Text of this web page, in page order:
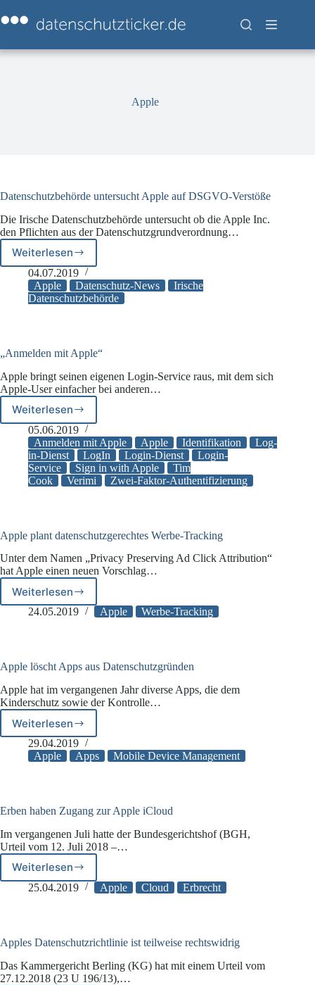
Inhalt
springen
Apple
Datenschutzbehörde untersucht Apple auf DSGVO-Verstöße
Die Irische Datenschutzbehörde untersucht ob die Apple Inc.
den Pflichten aus der Datenschutzgrundverordnung…
WeiterlesenDatenschutzbehörde
untersucht
Apple
auf
04.07.2019
Apple
Datenschutz-News
Irische
Datenschutzbehörde
„Anmelden mit Apple“
Apple bringt seinen eigenen Login-Service raus, mit dem sich
Apple-User einfacher bei anderen…
Weiterlesen„Anmelden
mit
Apple“
05.06.2019
Anmelden mit Apple
Apple Identifikation
Log-
in-Dienst
LogIn Login-Dienst
Login-
Service
Sign in with Apple
Tim
Cook
Verimi Zwei-Faktor-Authentifizierung
Apple plant datenschutzgerechtes Werbe-Tracking
Unter dem Namen „Privacy Preserving Ad Click Attribution“
hat Apple einen neuen Vorschlag…
Weiterlesen
Apple
plant
24.05.2019 Apple Werbe-Tracking
Apple löscht Apps aus Datenschutzgründen
Apple hat im vergangenen Jahr diverse Apps, die dem
Kinderschutz sowie der Kontrolle…
Weiterlesen
Apple
löscht
Apps
29.04.2019
Apple
Apps Mobile Device Management
Erben haben Zugang zur Apple iCloud
Im vergangenen Juli hatte der Bundesgerichtshof (BGH,
Urteil vom 12. Juli 2018 –…
Weiterlesen
Erben
haben
iCloud
25.04.2019 Apple Cloud Erbrecht
Apples Datenschutzrichtlinie ist teilweise rechtswidrig
Das Kammergericht Berling (KG) hat mit einem Urteil vom
27.12.2018 (23 U 196/13),…